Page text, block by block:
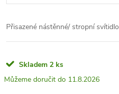
Přisazené nástěnné/ stropní svítidlo
Skladem 2 ks
11.8.2026